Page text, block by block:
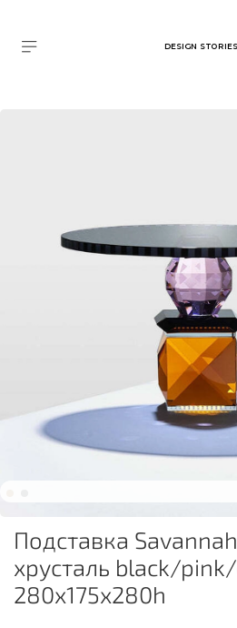
DESIGN STORIES
Подставка Savannah
хрусталь black/
280х175х280h